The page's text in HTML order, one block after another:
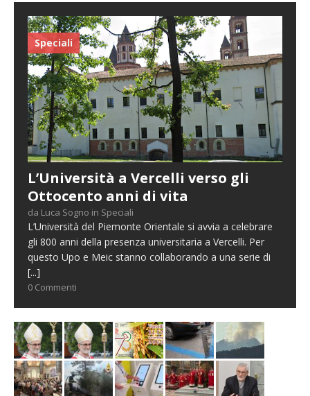
Speciali
L’Università a Vercelli verso gli
Ottocento anni di vita
da Luca Sogno in Speciali
L’Università del Piemonte Orientale si avvia a celebrare
gli 800 anni della presenza universitaria a Vercelli. Per
questo Upo e Meic stanno collaborando a una serie di
[...]
0 Commenti